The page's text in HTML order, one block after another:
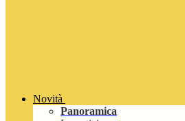
Novità
Panoramica